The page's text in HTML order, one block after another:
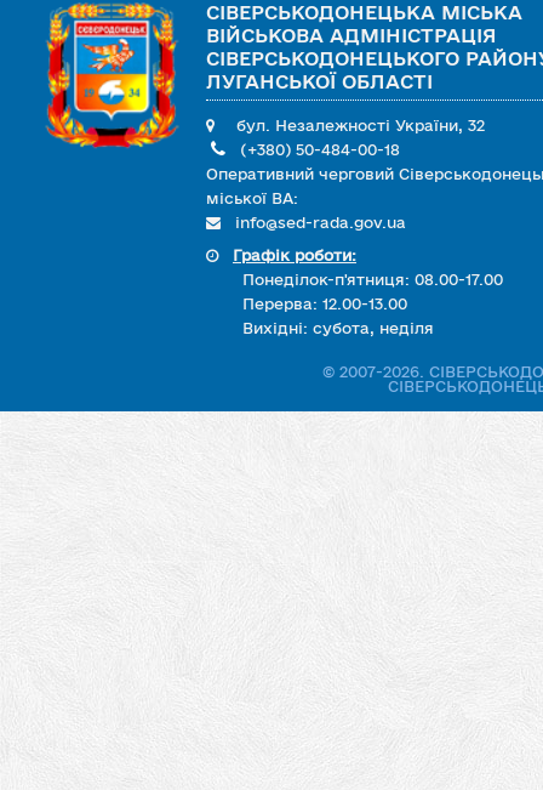
СІВЕРСЬКОДОНЕЦЬКА МІСЬКА
ВІЙСЬКОВА АДМІНІСТРАЦІЯ
СІВЕРСЬКОДОНЕЦЬКОГО
ЛУГАНСЬКОЇ ОБЛАСТІ
бул. Незалежності України, 32
(+380) 50-484-00-18
Оперативний черговий
міської ВА:
info@sed-rada.gov.ua
Графік роботи:
Понеділок-п'ятниця: 08.00-17.00
Перерва: 12.00-13.00
Вихідні: субота, неділя
© 2007-2026.